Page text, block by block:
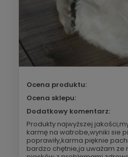
Ocena produktu:
Ocena sklepu:
Dodatkowy komentarz:
Produkty najwyższej
karmę na watrobe,wyniki sie
poprawiły,karma pięknie
bardzo chętnie,ja uważam ze